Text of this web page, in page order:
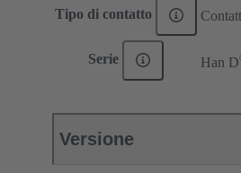
Tipo di contatto
Serie Han D
Versione